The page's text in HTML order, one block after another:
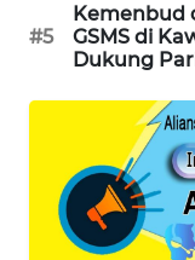
#5
Kemenbud
GSMS di
Dukung